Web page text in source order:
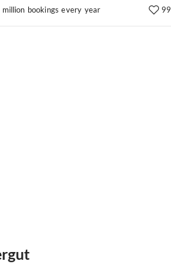
bookings every year